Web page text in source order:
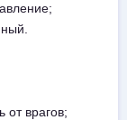
от врагов;